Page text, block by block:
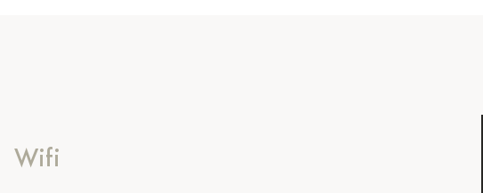
Wifi